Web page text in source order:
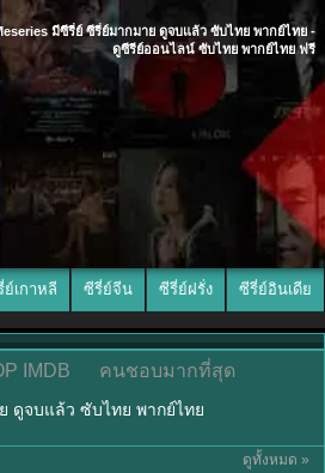
มีซีรี่ย์ ซีรี่ย์มากมาย ดูจบแล้ว ซับไทย พากย์ไทย -
ดูซีรีย์ออนไลน์ ซับไทย พากย์ไทย ฟรี
ย์เกาหลี ซีรี่ย์จีน ซีรี่ย์ฝรั่ง ซีรี่ย์อินเดีย
IMDB คนชอบมากที่สุด
ดูจบแล้ว ซับไทย พากย์ไทย
ดูทั้งหมด »
พากย์ไทย/ซับ
พากย์ไทย